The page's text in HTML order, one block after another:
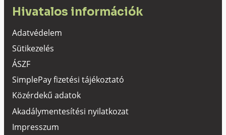
Hivatalos információk
Adatvédelem
Sütikezelés
ÁSZF
SimplePay fizetési tájékoztató
Közérdekű adatok
Akadálymentesítési nyilatkozat
Impresszum